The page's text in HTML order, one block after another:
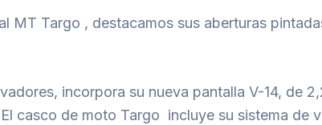
MT Targo , destacamos sus aberturas
incorpora su nueva pantalla V-14, de
casco de moto Targo incluye su sistema de